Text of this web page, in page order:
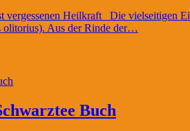
vergessenen Heilkraft Die vielseitigen
olitorius). Aus der Rinde der…
Buch